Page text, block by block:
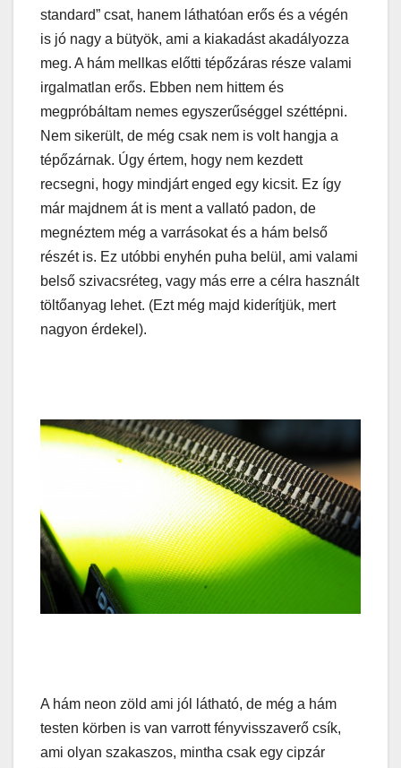
standard” csat, hanem láthatóan erős és a végén
is jó nagy a bütyök, ami a kiakadást akadályozza
meg. A hám mellkas előtti tépőzáras része valami
irgalmatlan erős. Ebben nem hittem és
megpróbáltam nemes egyszerűséggel széttépni.
Nem sikerült, de még csak nem is volt hangja a
tépőzárnak. Úgy értem, hogy nem kezdett
recsegni, hogy mindjárt enged egy kicsit. Ez így
már majdnem át is ment a vallató padon, de
megnéztem még a varrásokat és a hám belső
részét is. Ez utóbbi enyhén puha belül, ami valami
belső szivacsréteg, vagy más erre a célra használt
töltőanyag lehet. (Ezt még majd kiderítjük, mert
nagyon érdekel).
A hám neon zöld ami jól látható, de még a hám
testen körben is van varrott fényvisszaverő csík,
ami olyan szakaszos, mintha csak egy cipzár